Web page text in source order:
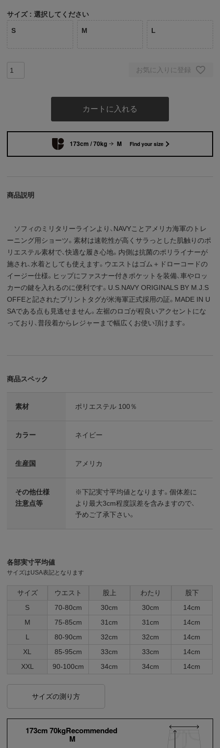
サイズ 選択してください
S M L
お気に入りに登録
カートに入れる
173cm / 70kg M Find your size
商品説明
ソフィのミリタリーラインより、NAVYことアメリカ海軍のトレ
ーニング用ショーツ。素材は速乾性が高くサラっとした肌触りのポ
リエステル素材で、快適な履き心地。内側は抗菌のポリライナーが
施され、水着としても使えます。ウエストはゴム＋ドローコードの
イージー仕様。ヒップにファスナー付きポケットを装備、車やロッ
カーの鍵を入れるのに便利です。U.S.NAVY ORIGINALS BY M.J.S
OFFEと記されたプリントタグが米海軍正式採用の証。MADE IN U
SAである点も見逃せません。左裾のロゴが程良いアクセントにな
っており、普段着からレジャーまで幅広くお使い頂けます。
商品スペック
素材 ポリエステル 100％
カラー ネイビー
生産国 アメリカ
その他仕様
注意点等
※下記実寸平均値となります。個体差に
より最大3cm程度誤差を含みますので、
予めご了承下さい。
各部実寸平均値
サイズはUSA表記となります
サイズ ウエスト 股上 わたり
股下
S
70-80cm 30cm 30cm
14cm
M
75-85cm 31cm 31cm
14cm
L
80-90cm 32cm 32cm
14cm
XL
85-95cm 33cm 33cm
14cm
XXL
90-100cm 34cm 34cm 14cm
サイズの測り方
173cm 70kgRecommended
M